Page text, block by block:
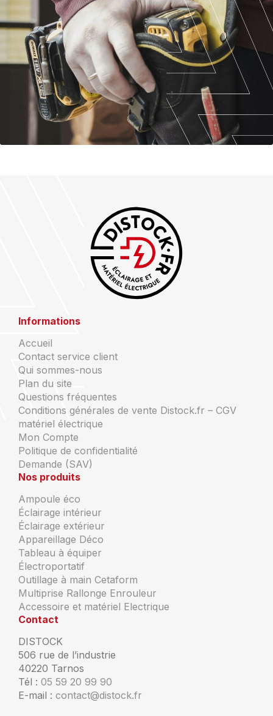
Informations
Accueil
Contact service client
Qui sommes-nous
Plan du site
Questions fréquentes
Conditions générales de vente Distock.fr – CGV
matériel électrique
Mon Compte
Politique de confidentialité
Demande (SAV)
Nos produits
Ampoule éco
Éclairage intérieur
Éclairage extérieur
Appareillage Déco
Tableau à équiper
Électroportatif
Outillage à main Cetaform
Multiprise Rallonge Enrouleur
Accessoire et matériel Electrique
Contact
DISTOCK
506 rue de l’industrie
40220 Tarnos
Tél : 05 59 20 99 90
E-mail : contact@distock.fr